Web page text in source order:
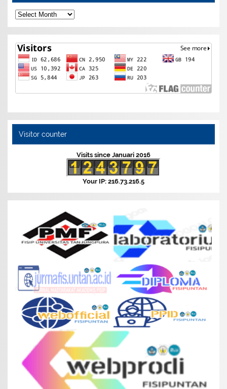
ARSIP
Visitor counter
Visits since Januari 2016
Your IP: 216.73.216.5